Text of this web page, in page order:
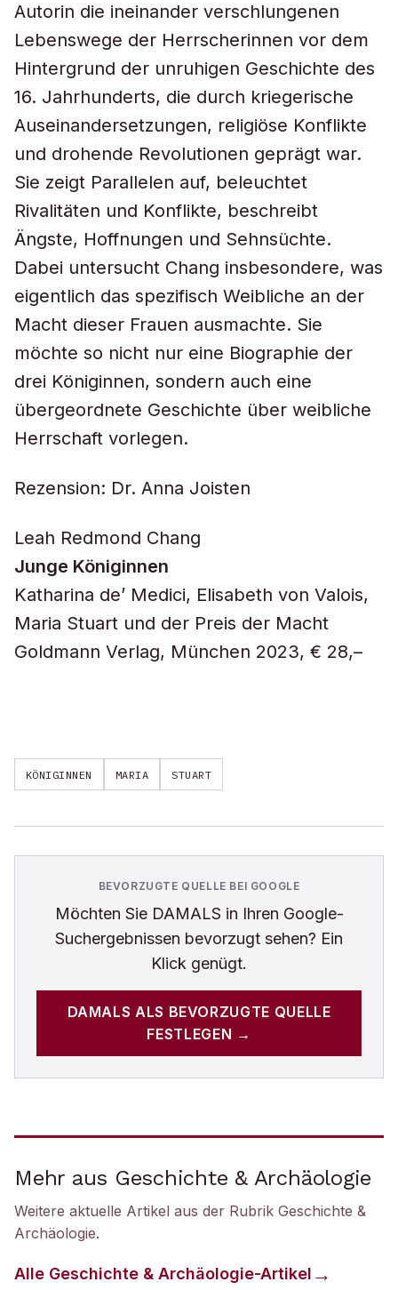
Autorin die ineinander verschlungenen
Lebenswege der Herrscherinnen vor dem
Hintergrund der unruhigen Geschichte des
16. Jahrhunderts, die durch kriegerische
Auseinandersetzungen, religiöse Konflikte
und drohende Revolutionen geprägt war.
Sie zeigt Parallelen auf, beleuchtet
Rivalitäten und Konflikte, beschreibt
Ängste, Hoffnungen und Sehnsüchte.
Dabei untersucht Chang insbesondere, was
eigentlich das spezifisch Weibliche an der
Macht dieser Frauen ausmachte. Sie
möchte so nicht nur eine Biographie der
drei Königinnen, sondern auch eine
übergeordnete Geschichte über weibliche
Herrschaft vorlegen.
Rezension: Dr. Anna Joisten
Leah Redmond Chang
Junge Königinnen
Katharina de’ Medici, Elisabeth von Valois,
Maria Stuart und der Preis der Macht
Goldmann Verlag, München 2023, € 28,–
KÖNIGINNEN MARIA STUART
BEVORZUGTE QUELLE BEI GOOGLE
Möchten Sie DAMALS in Ihren Google-
Suchergebnissen bevorzugt sehen? Ein
Klick genügt.
DAMALS ALS BEVORZUGTE QUELLE
FESTLEGEN →
Mehr aus Geschichte & Archäologie
Weitere aktuelle Artikel aus der Rubrik Geschichte &
Archäologie.
Alle Geschichte & Archäologie-Artikel